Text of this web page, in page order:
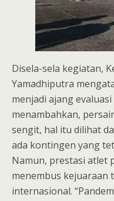
Disela-sela kegiatan,
Yamadhiputra
menjadi ajang
menambahkan,
sengit, hal itu dilihat
ada kontingen yang
Namun, prestasi atlet
menembus kejuaraan
internasional.